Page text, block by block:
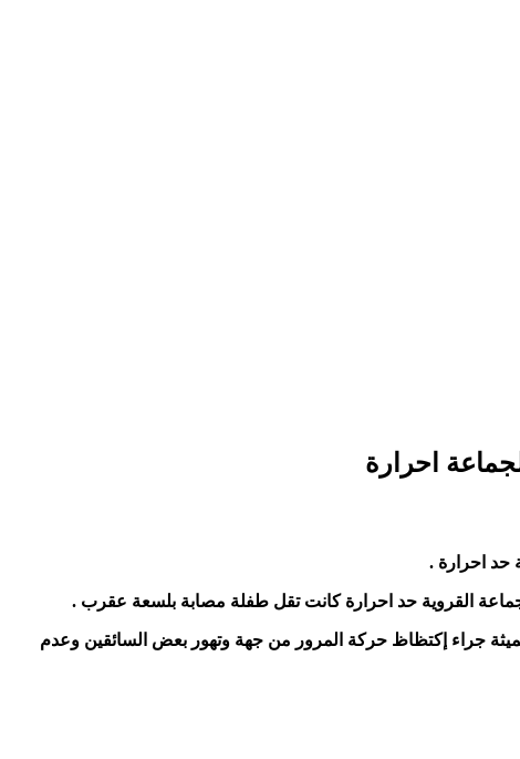
احرارة
القروية حد احرارة كانت تقل طفلة مصابة بلسعة عقرب .
جراء إكتظاظ حركة المرور من جهة وتهور بعض السائقين وعدم